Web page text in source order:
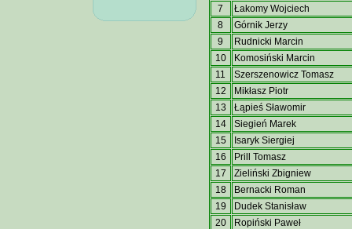
7
Łakomy Wojciech
8
Górnik Jerzy
9
Rudnicki Marcin
10
Komosiński Marcin
11
Szerszenowicz Tomasz
12
Mikłasz Piotr
13
Łąpieś Sławomir
14
Siegień Marek
15
Isaryk Siergiej
16
Prill Tomasz
17
Zieliński Zbigniew
18
Bernacki Roman
19
Dudek Stanisław
20
Ropiński Paweł